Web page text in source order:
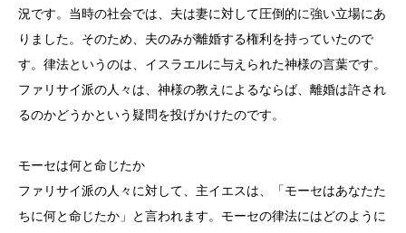
況です。当時の社会では、夫は妻に対して圧倒的に強い立場にあ
りました。そのため、夫のみが離婚する権利を持っていたので
す。律法というのは、イスラエルに与えられた神様の言葉です。
ファリサイ派の人々は、神様の教えによるならば、離婚は許され
るのかどうかという疑問を投げかけたのです。
モーセは何と命じたか
ファリサイ派の人々に対して、主イエスは、「モーセはあなたた
ちに何と命じたか」と言われます。モーセの律法にはどのように